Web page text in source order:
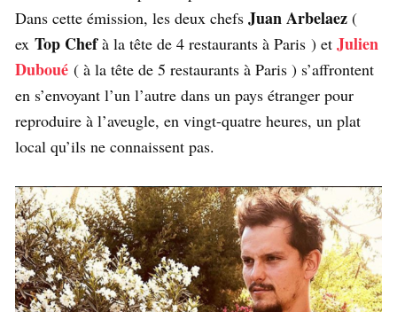
Dans cette émission, les deux chefs Juan Arbelaez (
ex Top Chefà la tête de 4 restaurants à Paris ) et Julien
Duboué ( à la tête de 5 restaurants à Paris ) s’affrontent
en s’envoyant l’un l’autre dans un pays étranger pour
reproduire à l’aveugle, en vingt-quatre heures, un plat
local qu’ils ne connaissent pas.